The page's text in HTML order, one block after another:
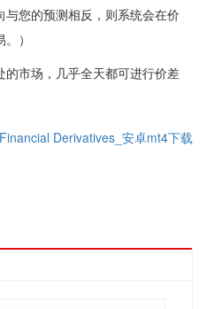
您的预测相反，则系统会在价
）
市场，几乎全天都可进行价差
Derivatives_安卓mt4下载